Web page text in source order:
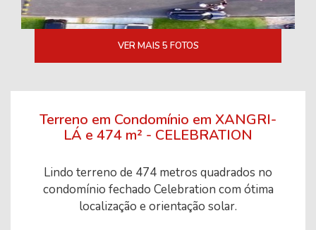
VER MAIS 5 FOTOS
Terreno em Condomínio em XANGRI-
LÁ e 474 m² - CELEBRATION
Lindo terreno de 474 metros quadrados no
condomínio fechado Celebration com ótima
localização e orientação solar.